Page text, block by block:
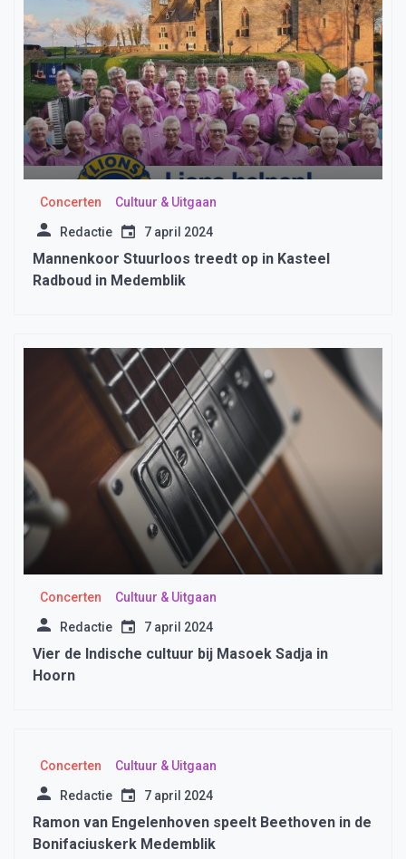
Concerten Cultuur & Uitgaan
Redactie 7 april 2024
Mannenkoor Stuurloos treedt op in Kasteel
Radboud in Medemblik
Concerten Cultuur & Uitgaan
Redactie 7 april 2024
Vier de Indische cultuur bij Masoek Sadja in
Hoorn
Concerten Cultuur & Uitgaan
Redactie 7 april 2024
Ramon van Engelenhoven speelt Beethoven in de
Bonifaciuskerk Medemblik